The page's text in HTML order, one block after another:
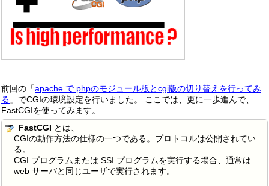
前回の「apache で phpのモジュール版とcgi版の切り替えを行ってみ
る 」でCGIの環境設定を行いました。 ここでは、更に一歩進んで、
FastCGIを使ってみます。
FastCGI とは、
CGIの動作方法の仕様の一つである。プロトコルは公開されてい
る。
CGI プログラムまたは SSI プログラムを実行する場合、通常は
web サーバと同じユーザで実行されます。